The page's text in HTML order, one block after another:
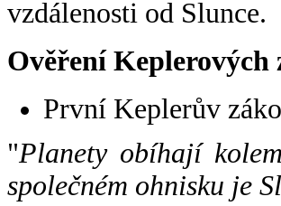
vzdálenosti od Slunce.
Ověření
První Keplerův
"Planety obíhají
společném ohnisku je